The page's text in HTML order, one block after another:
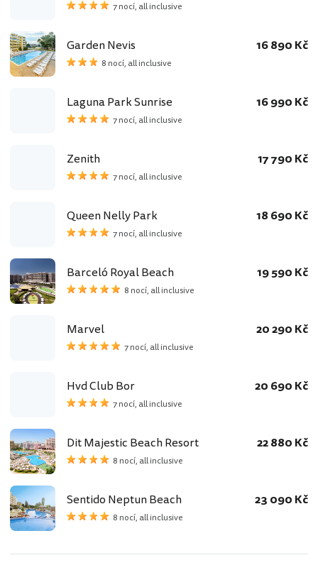
7 nocí, all inclusive
Garden Nevis
8 nocí, all inclusive
16 890 Kč
Laguna Park Sunrise
7 nocí, all inclusive
16 990 Kč
Zenith
7 nocí, all inclusive
17 790 Kč
Queen Nelly Park
7 nocí, all inclusive
18 690 Kč
Barceló Royal Beach
8 nocí, all inclusive
19 590 Kč
Marvel
7 nocí, all inclusive
20 290 Kč
Hvd Club Bor
7 nocí, all inclusive
20 690 Kč
Dit Majestic Beach Resort
8 nocí, all inclusive
22 880 Kč
Sentido Neptun Beach
8 nocí, all inclusive
23 090 Kč